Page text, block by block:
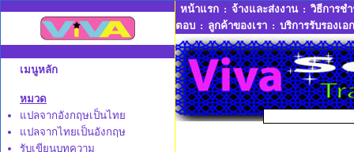
เมนูหลัก
หมวด
แปลจากอังกฤษเป็นไทย
แปลจากไทยเป็นอังกฤษ
รับเขียนบทความ
หน้าแรก : จ้างและส่งงาน:วิธีการชำ
ตอบ : ลูกค้าของเรา : บริการรับรองเอ